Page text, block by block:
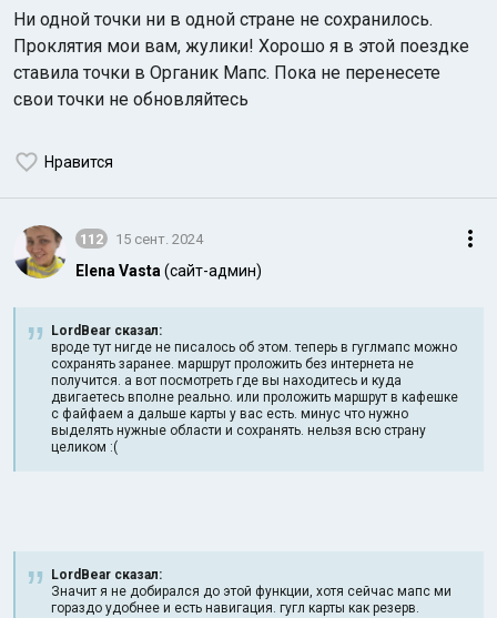
Ни одной точки ни в одной стране не сохранилось.
Проклятия мои вам, жулики! Хорошо я в этой поездке
ставила точки в Органик Мапс. Пока не перенесете
свои точки не обновляйтесь
Нравится
112 15 сент. 2024
Elena Vasta(сайт-админ)
LordBear сказал:
вроде тут нигде не писалось об этом. теперь в гуглмапс можно
сохранять заранее. маршрут проложить без интернета не
получится. а вот посмотреть где вы находитесь и куда
двигаетесь вполне реально. или проложить маршрут в кафешке
с файфаем а дальше карты у вас есть. минус что нужно
выделять нужные области и сохранять. нельзя всю страну
целиком :(
LordBear сказал:
Значит я не добирался до этой функции, хотя сейчас мапс ми
гораздо удобнее и есть навигация. гугл карты как резерв.